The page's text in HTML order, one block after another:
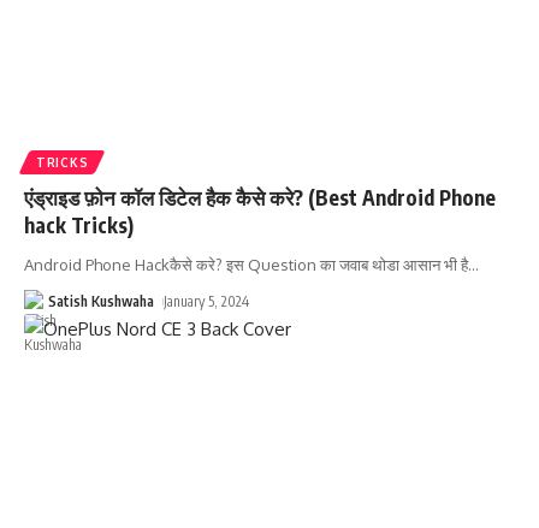
TRICKS
एंड्राइड फ़ोन कॉल डिटेल हैक कैसे करे? (Best Android Phone
hack Tricks)
Android Phone Hackकैसे करे? इस Question का जवाब थोडा आसान भी है…
Satish Kushwaha January 5, 2024